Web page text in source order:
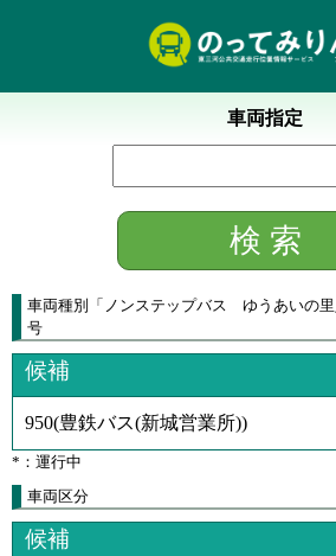
車両指定
車両種別 「 ノンステップバス ゆうあいの
号
候補
950(豊鉄バス(新城営業所))
*：運行中
車両区分
候補